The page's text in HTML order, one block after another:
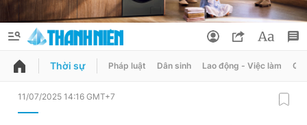
QUẢNG CÁO
Thời sự Pháp luật Dân sinh Lao động - Việc làm
11/07/2025 14:16 GMT+7